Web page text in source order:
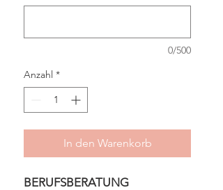
0/500
Anzahl *
In den Warenkorb
BERUFSBERATUNG